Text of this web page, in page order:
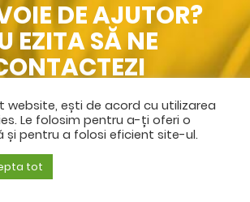
DE AJUTOR?
EZITA SĂ NE
SPRE CONTACT
website, ești de acord cu utilizarea
Le folosim pentru a-ți oferi o
și pentru a folosi eficient site-ul.
tot